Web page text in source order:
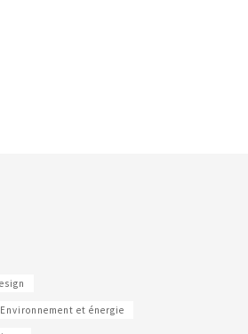
Environnement et énergie